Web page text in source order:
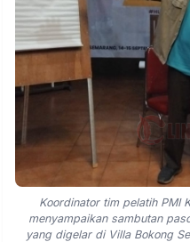
Koordinator tim pelatih PMI
menyampaikan sambutan
yang digelar di Villa Bokong